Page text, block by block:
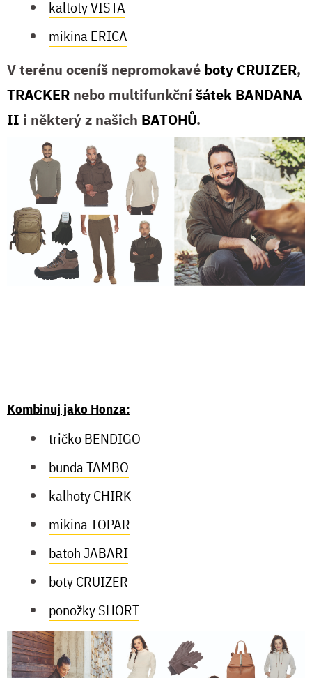
kaltoty VISTA
mikina ERICA
V terénu oceníš nepromokavé boty CRUIZER,
TRACKER nebo multifunkčníšátek BANDANA
II i některý z našich BATOHŮ.
Kombinuj jako Honza:
tričko BENDIGO
bunda TAMBO
kalhoty CHIRK
mikina TOPAR
batoh JABARI
boty CRUIZER
ponožky SHORT